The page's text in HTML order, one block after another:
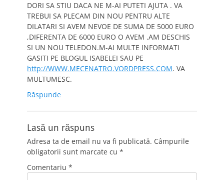
DORI SA STIU DACA NE M-AI PUTETI AJUTA . VA
TREBUI SA PLECAM DIN NOU PENTRU ALTE
DILATARI SI AVEM NEVOE DE SUMA DE 5000 EURO
,DIFERENTA DE 6000 EURO O AVEM .AM DESCHIS
SI UN NOU TELEDON.M-AI MULTE INFORMATI
GASITI PE BLOGUL ISABELEI SAU PE
http://WWW.MECENATRO.VORDPRESS.COM. VA
MULTUMESC.
Răspunde
Lasă un răspuns
Adresa ta de email nu va fi publicată. Câmpurile
obligatorii sunt marcate cu *
Comentariu *